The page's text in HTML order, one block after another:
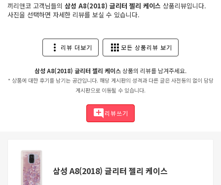
끼리앤코 고객님들의 삼성 A8(2018) 글리터 젤리 케이스 상품리뷰입니다.
사진을 선택하면 자세한 리뷰를 보실 수 있습니다.
more_vert 리뷰 더보기 apps 모든 상품리뷰 보기
삼성 A8(2018) 글리터 젤리 케이스상품의 리뷰를 남겨주세요.
* 상품에 대한 후기를 남기는 공간입니다. 해당 게시판의 성격과 다른 글은 사전동의 없이 담당
게시판으로 이동될 수 있습니다.
add_comment 리뷰쓰기
삼성 A8(2018) 글리터 젤리 케이스